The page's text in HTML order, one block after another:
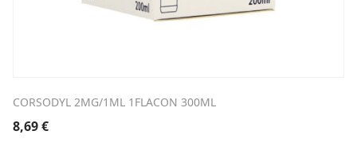
CORSODYL 2MG/1ML 1FLACON 300ML
8,69€